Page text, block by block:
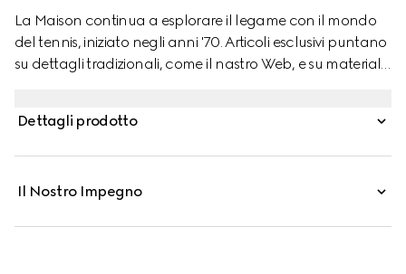
La Maison continua a esplorare il legame con il mondo
del tennis, iniziato negli anni '70. Articoli esclusivi puntano
su dettagli tradizionali, come il nastro Web, e su materiali
Dettagli prodotto
Il Nostro Impegno